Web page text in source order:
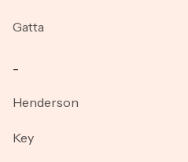
Gatta
Henderson
Key